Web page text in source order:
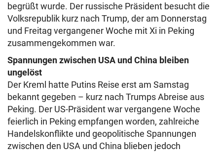
begrüßt wurde. Der russische Präsident besucht die
Volksrepublik kurz nach Trump, der am Donnerstag
und Freitag vergangener Woche mit Xi in Peking
zusammengekommen war.
Spannungen zwischen USA und China bleiben
ungelöst
Der Kreml hatte Putins Reise erst am Samstag
bekannt gegeben – kurz nach Trumps Abreise aus
Peking. Der US-Präsident war vergangene Woche
feierlich in Peking empfangen worden, zahlreiche
Handelskonflikte und geopolitische Spannungen
zwischen den USA und China blieben jedoch